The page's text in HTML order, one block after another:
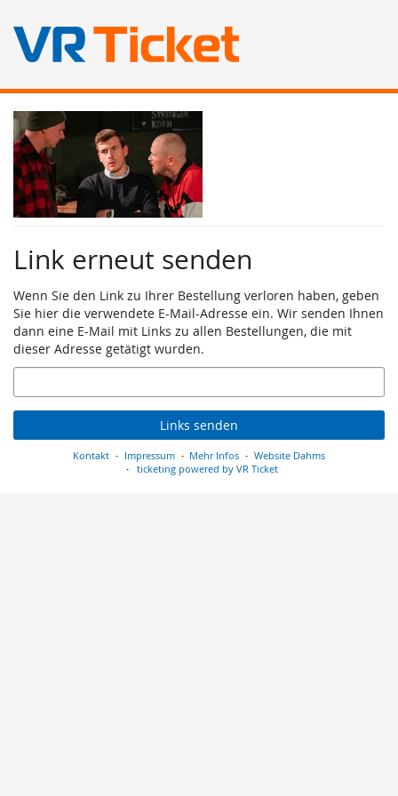
Zum
Haupt-
Inhalt
springen
Link erneut senden
Wenn Sie den Link zu Ihrer Bestellung verloren haben, geben
Sie hier die verwendete E-Mail-Adresse ein. Wir senden Ihnen
dann eine E-Mail mit Links zu allen Bestellungen, die mit
dieser Adresse getätigt wurden.
E-
Mail
Links senden
Kontakt Impressum Mehr Infos
Website Dahms
ticketing powered by VR Ticket